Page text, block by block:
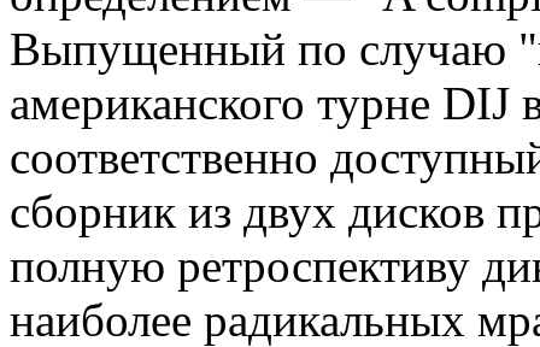
Выпущенный по случаю
американского турне DIJ
соответственно
сборник из двух дисков
полную ретроспективу
наиболее радикальных